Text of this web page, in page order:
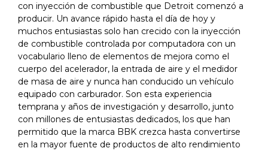
con inyección de combustible que Detroit comenzó a
producir. Un avance rápido hasta el día de hoy y
muchos entusiastas solo han crecido con la inyección
de combustible controlada por computadora con un
vocabulario lleno de elementos de mejora como el
cuerpo del acelerador, la entrada de aire y el medidor
de masa de aire y nunca han conducido un vehículo
equipado con carburador. Son esta experiencia
temprana y años de investigación y desarrollo, junto
con millones de entusiastas dedicados, los que han
permitido que la marca BBK crezca hasta convertirse
en la mayor fuente de productos de alto rendimiento